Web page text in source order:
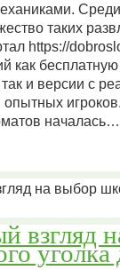
таких
https://
как бесплатную
так и версии с
опытных
началась…
взгляд
уголка